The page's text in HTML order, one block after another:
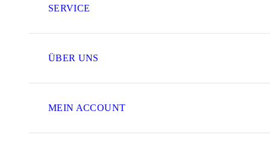
SERVICE
ÜBER UNS
MEIN ACCOUNT